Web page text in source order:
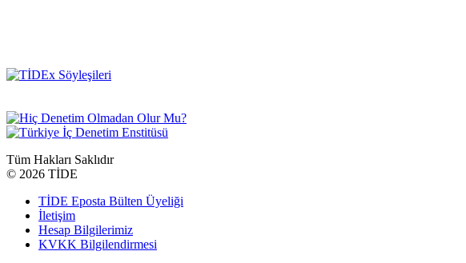
Tüm Hakları Saklıdır
© 2026 TİDE
TİDE Eposta Bülten Üyeliği
İletişim
Hesap Bilgilerimiz
KVKK Bilgilendirmesi